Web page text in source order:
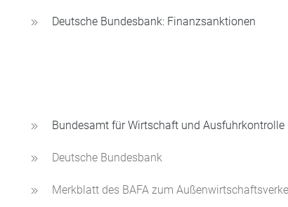
Deutsche Bundesbank: Finanzsanktionen
Bundesamt für Wirtschaft und Ausfuhrkontrolle
Deutsche Bundesbank
Merkblatt des BAFA zum